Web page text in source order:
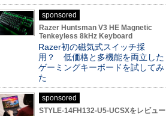
sponsored
Razer Huntsman V3 HE Magnetic
Tenkeyless 8kHz Keyboard
Razer初の磁気式スイッチ採
用？ 低価格と多機能を両立した
ゲーミングキーボードを試してみ
た
sponsored
STYLE-14FH132-U5-UCSXをレビュー